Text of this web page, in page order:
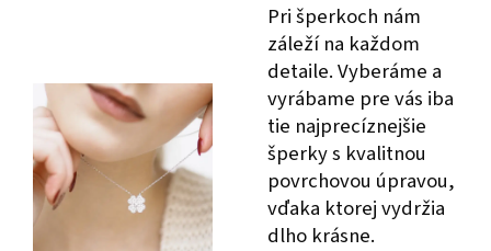
Pri šperkoch nám
záleží na každom
detaile. Vyberáme a
vyrábame pre vás iba
tie najprecíznejšie
šperky s kvalitnou
povrchovou úpravou,
vďaka ktorej vydržia
dlho krásne.